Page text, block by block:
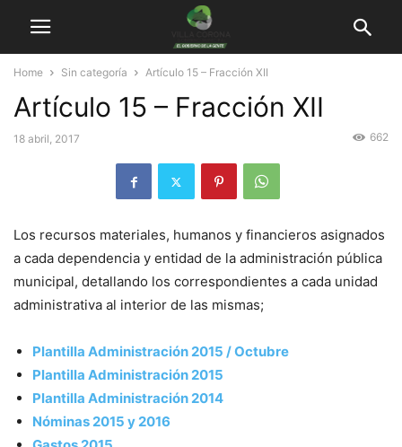
Home Sin categoría Artículo 15 – Fracción XII
Artículo 15 – Fracción XII
18 abril, 2017 662
Los recursos materiales, humanos y financieros asignados
a cada dependencia y entidad de la administración pública
municipal, detallando los correspondientes a cada unidad
administrativa al interior de las mismas;
Plantilla Administración 2015 / Octubre
Plantilla Administración 2015
Plantilla Administración 2014
Nóminas 2015 y 2016